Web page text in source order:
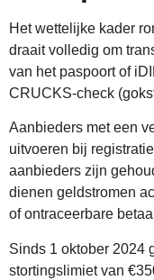
Het wettelijke kader
draait volledig om
van het paspoort of
CRUCKS-check
Aanbieders met een
uitvoeren bij
aanbieders zijn
dienen geldstromen
of ontraceerbare
Sinds 1 oktober 2024
stortingslimiet van